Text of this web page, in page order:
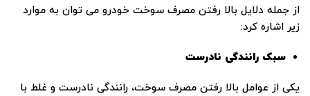
از جمله دلایل بالا رفتن مصرف سوخت خودرو می توان به موارد
زیر اشاره کرد:
سبک رانندگی نادرست
یکی از عوامل بالا رفتن مصرف سوخت، رانندگی نادرست و غلط با